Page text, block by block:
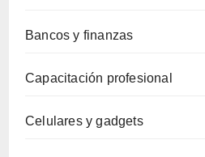
Bancos y finanzas
Capacitación profesional
Celulares y gadgets